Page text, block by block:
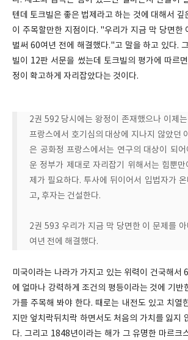
텐데 토크빌은 좋은 법제라고 하는 것에 대해서 깊
이 주목할만한 지점이다. "우리가 지금 막 당면한
벌써 60여년 전에 해결했다."고 말을 하고 있다.
빌이 12판 서문을 썼는데 토크빌의 평가에 따르
정이 확고하게 자리잡았다는 것이다.
2권 592 당시에는 왕정이 존재했으나 이제
프랑스에서 호기심의 대상에 지나지 않았던
은 공화정 프랑스에서는 연구의 대상이 되
운 정부가 제대로 자리잡기 위해서는 힘뿐만
제가 필요하다. 투사에 뒤이어서 입법자가
고, 후자는 건설한다.
2권 593 우리가 지금 막 당면한 이 문제를
여년 전에 해결했다.
미국이라는 나라가 가지고 있는 위력이 건국해서
에 얼마나 강력하게 조건의 평등이라는 것에 기반
가를 주목해 봐야 한다. 때로는 내전도 있고 치열
지만 엎치락뒤치락 하면서도 처음의 가치를 잃지
다. 그리고 1848년이라는 해가 그 유명한 마르크